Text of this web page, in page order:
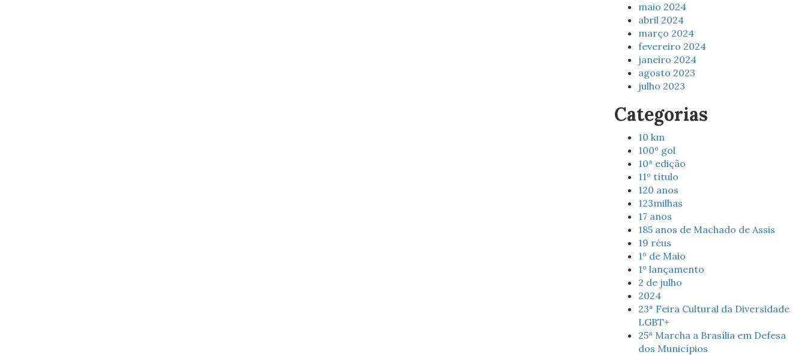
maio 2024
abril 2024
março 2024
fevereiro 2024
janeiro 2024
agosto 2023
julho 2023
Categorias
10 km
100º gol
10ª edição
11º título
120 anos
123milhas
17 anos
185 anos de Machado de Assis
19 réus
1º de Maio
1º lançamento
2 de julho
2024
23ª Feira Cultural da Diversidade
LGBT+
25ª Marcha a Brasília em Defesa
dos Municípios